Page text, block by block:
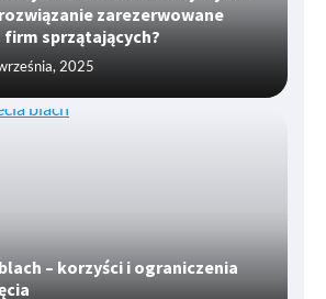
zarezerwowane
firm sprzątających?
2025
– korzyści i ograniczenia